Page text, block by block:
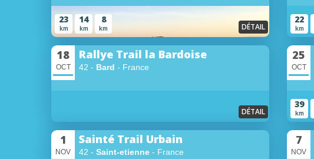
23
km
14
km
8
km DÉTAIL
22
km
18
OCT
Rallye Trail la Bardoise
42 - Bard - France
DÉTAIL
25
OCT
39
km
1
NOV
Sainté Trail Urbain
42 - Saint-etienne - France
7
NOV